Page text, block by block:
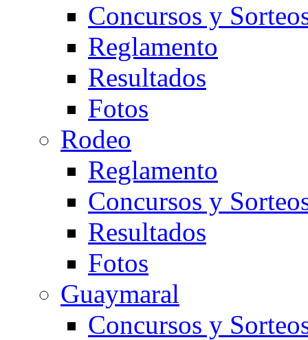
Concursos y
Reglamento
Resultados
Fotos
Rodeo
Reglamento
Concursos y
Resultados
Fotos
Guaymaral
Concursos y